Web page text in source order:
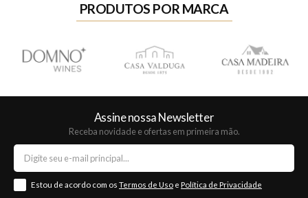
PRODUTOS POR MARCA
Assine nossa Newsletter
Receba novidade e ofertas em primeira mão.
Estou de acordo com os Termos de Uso e Política de Privacidade